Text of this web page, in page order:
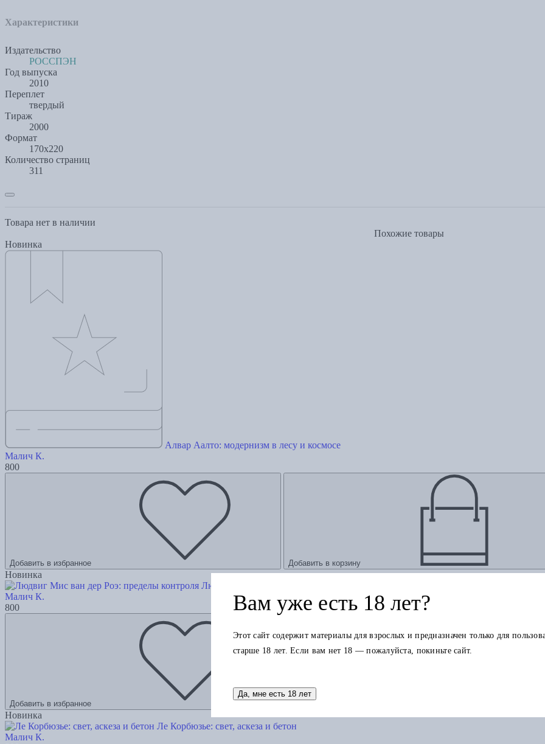
Характеристики
Издательство
РОССПЭН
Год выпуска
2010
Переплет
твердый
Тираж
2000
Формат
170x220
Количество страниц
311
Товара нет в наличии
Похожие товары
Новинка
Алвар Аалто: модернизм в лесу и космосе
Малич К.
800
Добавить в избранное Добавить в корзину
Новинка
Людвиг Мис ван дер Роэ: пределы контроля
Малич К.
800
Добавить в избранное
Новинка
Ле Корбюзье: свет, аскеза и бетон
Малич К.
Вам уже есть 18 лет?
Этот сайт содержит материалы для взрослых и предназначен только для
старше 18 лет. Если вам нет 18 — пожалуйста, покиньте сайт.
Да, мне есть 18 лет